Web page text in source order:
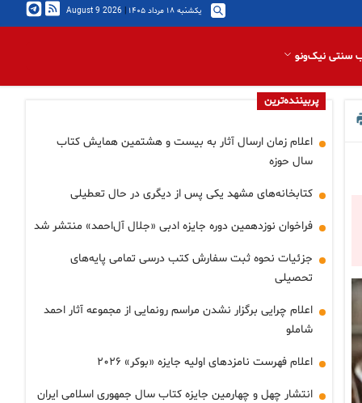
یکشنبه ۱۸ مرداد ۱۴۰۵ |
2026 August 9
سنتی نیک‌ونو
پربیننده‌ترین
اعلام زمان ارسال آثار به بیست و هشتمین همایش کتاب
سال حوزه
کتابخانه‌های مشهد یکی پس از دیگری در حال تعطیلی
فراخوان نوزدهمین دوره‌ جایزه‌ ادبی «جلال آل‌احمد» منتشر شد
جزئیات نحوه ثبت سفارش کتب درسی تمامی پایه‌های
تحصیلی
اعلام چرایی برگزار نشدن مراسم رونمایی از مجموعه آثار احمد
شاملو
اعلام فهرست نامزدهای اولیه جایزه «بوکر» ۲۰۲۶
انتشار چهل و چهارمین جایزه کتاب سال جمهوری اسلامی ایران